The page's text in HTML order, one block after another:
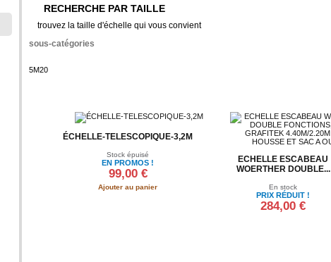
RECHERCHE PAR TAILLE
trouvez la taille d'échelle qui vous convient
sous-catégories
5M20
ÉCHELLE-TELESCOPIQUE-3,2M
Stock épuisé
EN PROMOS !
99,00 €
Ajouter au panier
ECHELLE ESCABEAU
WOERTHER DOUBLE...
En stock
PRIX RÉDUIT !
284,00 €